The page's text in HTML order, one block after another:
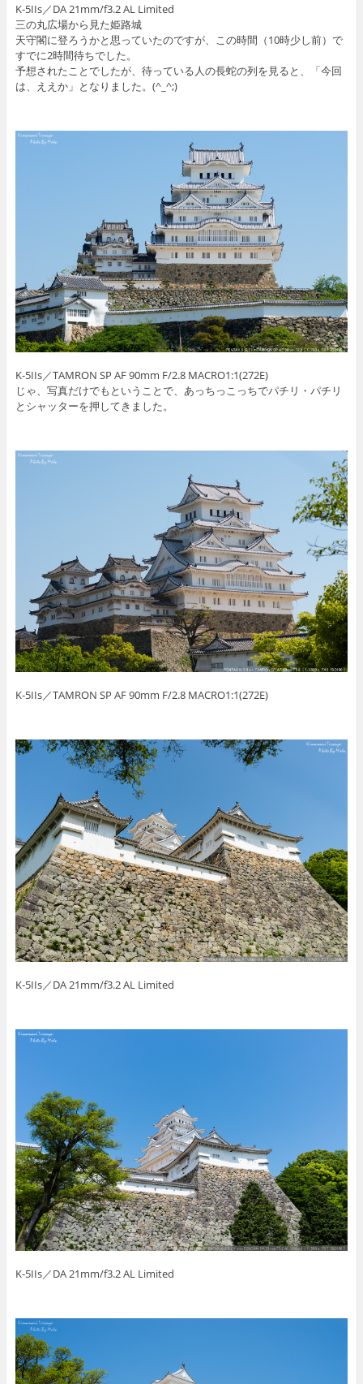
K-5IIs／DA 21mm/f3.2 AL Limited
三の丸広場から見た姫路城
天守閣に登ろうかと思っていたのですが、この時間（10時少し前）で
すでに2時間待ちでした。
予想されたことでしたが、待っている人の長蛇の列を見ると、「今回
は、ええか」となりました。(^_^;)
K-5IIs／TAMRON SP AF 90mm F/2.8 MACRO1:1(272E)
じゃ、写真だけでもということで、あっちっこっちでパチリ・パチリ
とシャッターを押してきました。
K-5IIs／TAMRON SP AF 90mm F/2.8 MACRO1:1(272E)
K-5IIs／DA 21mm/f3.2 AL Limited
K-5IIs／DA 21mm/f3.2 AL Limited